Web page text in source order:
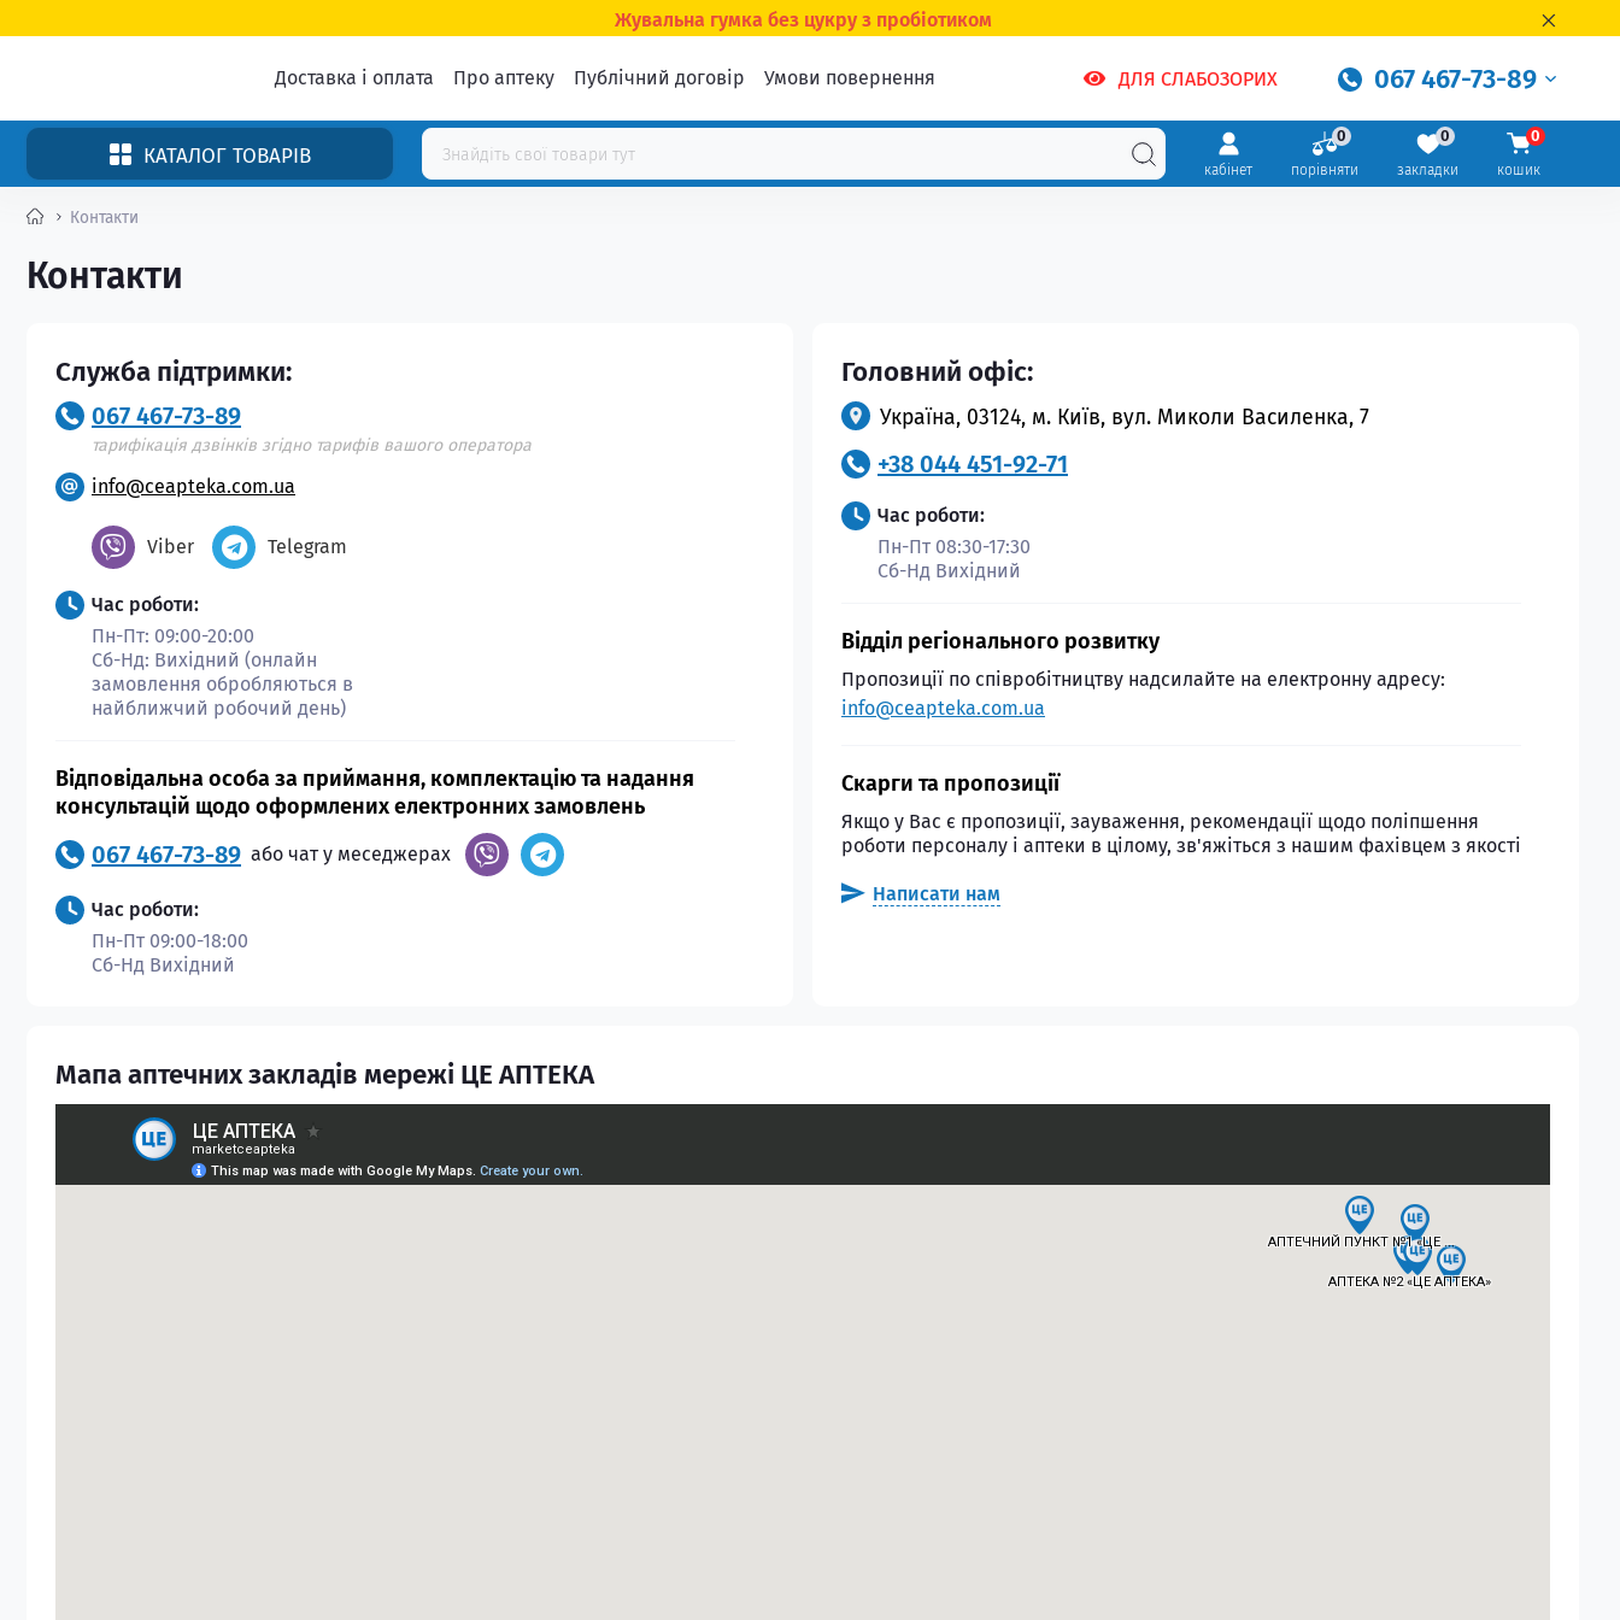
Жувальна гумка без цукру з пробіотиком
Доставка і оплата Про аптеку Публічний договір Умови повернення ДЛЯ СЛАБОЗОРИХ 067 467-73-89
КАТАЛОГ ТОВАРІВ
кабінет порівняти
0
закладки
0
кошик
0
Контакти
Контакти
Служба підтримки:
067 467-73-89
тарифікація дзвінків згідно тарифів вашого оператора
info@ceapteka.com.ua
Viber Telegram
Час роботи:
Пн-Пт: 09:00-20:00
Сб-Нд: Вихідний (онлайн
замовлення обробляються в
найближчий робочий день)
Відповідальна особа за приймання, комплектацію та надання
консультацій щодо оформлених електронних замовлень
067 467-73-89 або чат у меседжерах
Час роботи:
Пн-Пт 09:00-18:00
Сб-Нд Вихідний
Головний офіс:
Україна, 03124, м. Київ, вул. Миколи Василенка, 7
+38 044 451-92-71
Час роботи:
Пн-Пт 08:30-17:30
Сб-Нд Вихідний
Відділ регіонального розвитку
Пропозиції по співробітництву надсилайте на електронну адресу:
info@ceapteka.com.ua
Скарги та пропозиції
Якщо у Вас є пропозиції, зауваження, рекомендації щодо поліпшення
роботи персоналу і аптеки в цілому, зв'яжіться з нашим фахівцем з якості
Написати нам
Мапа аптечних закладів мережі ЦЕ АПТЕКА